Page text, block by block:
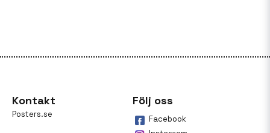
Kontakt
Posters.se
Följ oss
Facebook